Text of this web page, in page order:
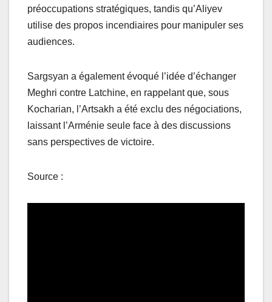
préoccupations stratégiques, tandis qu’Aliyev
utilise des propos incendiaires pour manipuler ses
audiences.
Sargsyan a également évoqué l’idée d’échanger
Meghri contre Latchine, en rappelant que, sous
Kocharian, l’Artsakh a été exclu des négociations,
laissant l’Arménie seule face à des discussions
sans perspectives de victoire.
Source :